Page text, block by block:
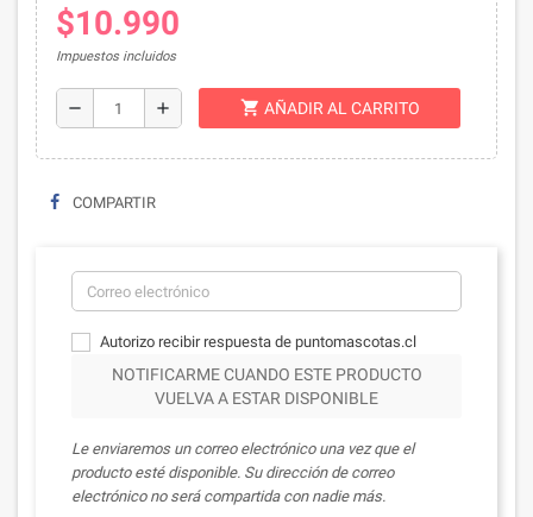
$10.990
Impuestos incluidos
remove add shopping_cart AÑADIR AL CARRITO
COMPARTIR
Autorizo recibir respuesta de puntomascotas.cl
NOTIFICARME CUANDO ESTE PRODUCTO
VUELVA A ESTAR DISPONIBLE
Le enviaremos un correo electrónico una vez que el
producto esté disponible. Su dirección de correo
electrónico no será compartida con nadie más.